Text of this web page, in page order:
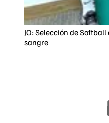
JO: Selección de
sangre